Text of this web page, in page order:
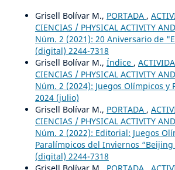
Grisell Bolívar M., PORTADA ,
CIENCIAS / PHYSICAL ACTIVITY
Núm. 2 (2021): 20 Aniversario de
(digital) 2244-7318
Grisell Bolívar M., Índice ,
CIENCIAS / PHYSICAL ACTIVITY
Núm. 2 (2024): Juegos Olímpicos y
2024 (julio)
Grisell Bolívar M., PORTADA ,
CIENCIAS / PHYSICAL ACTIVITY
Núm. 2 (2022): Editorial: Juegos
Paralímpicos del Inviernos “Beijing
(digital) 2244-7318